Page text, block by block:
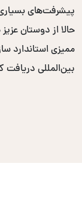
پیشرفت‌های
حالا از دوستان
ممیزی استاندارد
بین‌المللی دریافت